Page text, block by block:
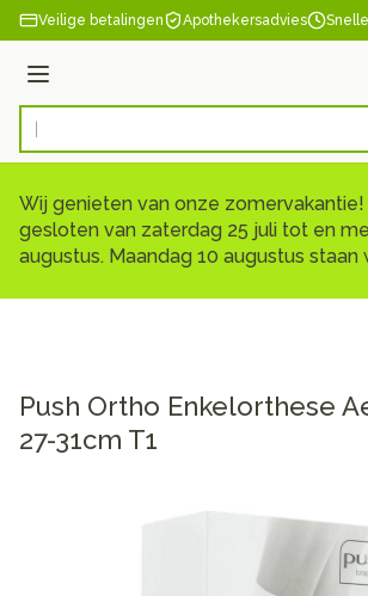
Ga naar de inhoud
Veilige betalingen Apothekersadvies
Menu
Product, merk, categorie...
Wij genieten van onze
gesloten van zaterdag 25 juli tot en
augustus. Maandag 10 augustus staan
Push Ortho Enkelorthese
27-31cm T1